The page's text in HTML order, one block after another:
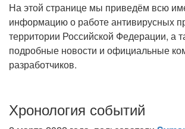
На этой странице мы приведём всю
информацию о работе антивирусных
территории Российской Федерации, а
подробные новости и официальные
разработчиков.
Хронология событий